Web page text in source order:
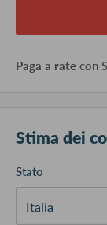
Paga a rate con
Stima dei
Stato